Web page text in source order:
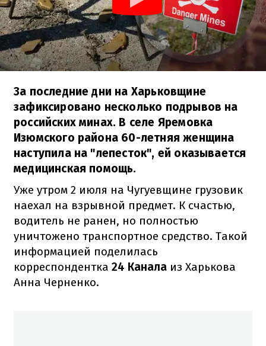
За последние дни на Харьковщине
зафиксировано несколько подрывов на
российских минах. В селе Яремовка
Изюмского района 60-летняя женщина
наступила на "лепесток", ей оказывается
медицинская помощь.
Уже утром 2 июля на Чугуевщине грузовик
наехал на взрывной предмет. К счастью,
водитель не ранен, но полностью
уничтожено транспортное средство. Такой
информацией поделилась
корреспондентка 24 Канала из Харькова
Анна Черненко.